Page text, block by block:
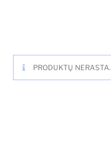
PRODUKTŲ NERASTA.